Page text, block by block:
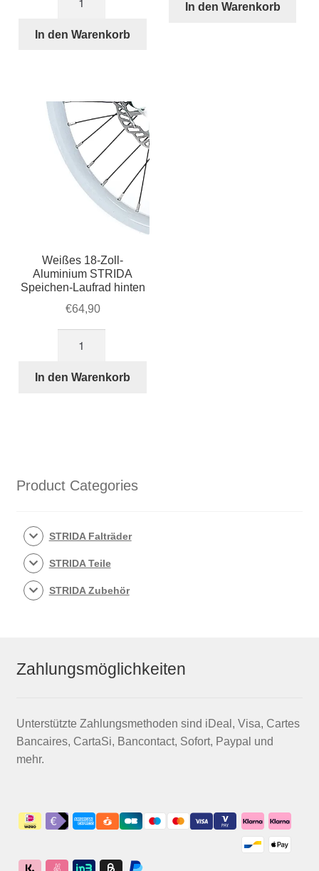
schwarze
5
Menge
In den Warenkorb
In den Warenkorb
Weißes 18-Zoll-
Aluminium STRIDA
Speichen-Laufrad hinten
€64,90
Zoll-
Menge
In den Warenkorb
Product Categories
STRIDA Falträder
STRIDA Teile
STRIDA Zubehör
Zahlungsmöglichkeiten
Unterstützte Zahlungsmethoden sind iDeal, Visa, Cartes
Bancaires, CartaSi, Bancontact, Sofort, Paypal und
mehr.